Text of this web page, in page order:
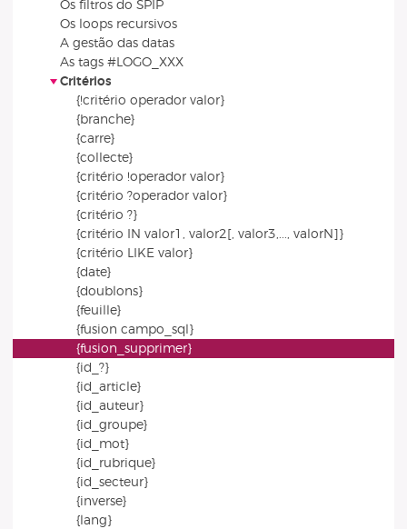
Os filtros do SPIP
Os loops recursivos
A gestão das datas
As tags #LOGO_XXX
Critérios
{!critério operador valor}
{branche}
{carre}
{collecte}
{critério !operador valor}
{critério ?operador valor}
{critério ?}
{critério IN valor1, valor2[, valor3,..., valorN]}
{critério LIKE valor}
{date}
{doublons}
{feuille}
{fusion campo_sql}
{fusion_supprimer}
{id_?}
{id_article}
{id_auteur}
{id_groupe}
{id_mot}
{id_rubrique}
{id_secteur}
{inverse}
{lang}